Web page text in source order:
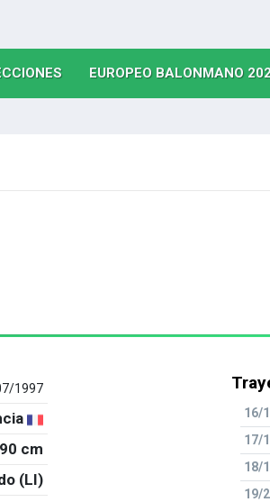
(CURRENT)
EUROPEO BALONMANO
1997
cm
(LI)
16/
17/
18/
19/